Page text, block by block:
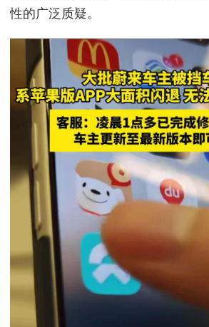
性的广泛质疑。